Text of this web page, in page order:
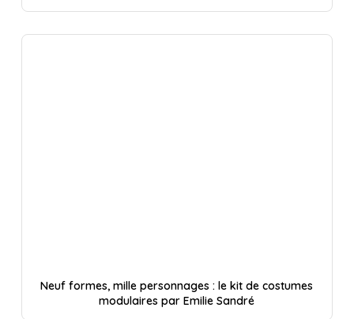
Neuf formes, mille personnages : le kit de costumes
modulaires par Emilie Sandré